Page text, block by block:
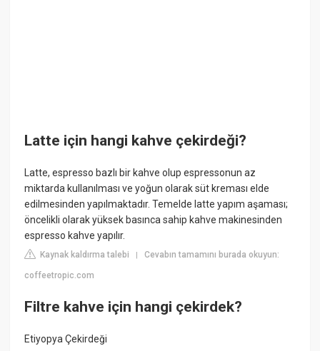
Latte için hangi kahve çekirdeği?
Latte, espresso bazlı bir kahve olup espressonun az
miktarda kullanılması ve yoğun olarak süt kreması elde
edilmesinden yapılmaktadır. Temelde latte yapım aşaması;
öncelikli olarak yüksek basınca sahip kahve makinesinden
espresso kahve yapılır.
Kaynak kaldırma talebi |Cevabın tamamını burada okuyun:
coffeetropic.com
Filtre kahve için hangi çekirdek?
Etiyopya Çekirdeği